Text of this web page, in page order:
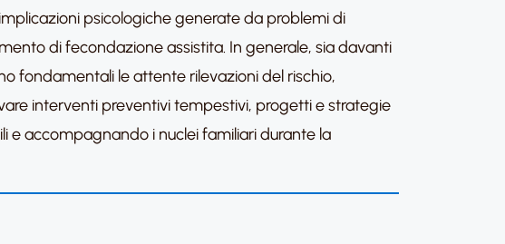
psicologiche generate da problemi di
di fecondazione assistita. In generale, sia davanti
fondamentali le attente rilevazioni del rischio,
interventi preventivi tempestivi, progetti e strategie
e accompagnando i nuclei familiari durante la